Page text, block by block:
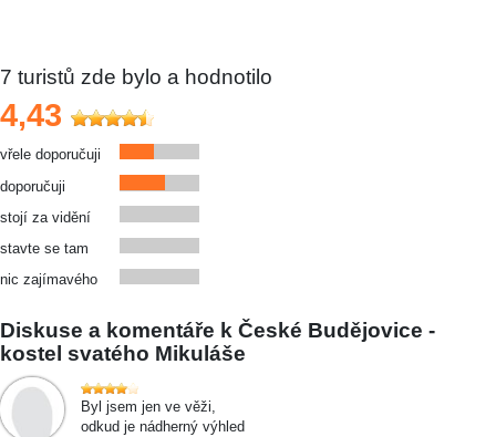
7 turistů zde bylo a hodnotilo
4,43
vřele doporučuji
doporučuji
stojí za vidění
stavte se tam
nic zajímavého
Diskuse a komentáře k České Budějovice -
kostel svatého Mikuláše
Byl jsem jen ve věži,
odkud je nádherný výhled